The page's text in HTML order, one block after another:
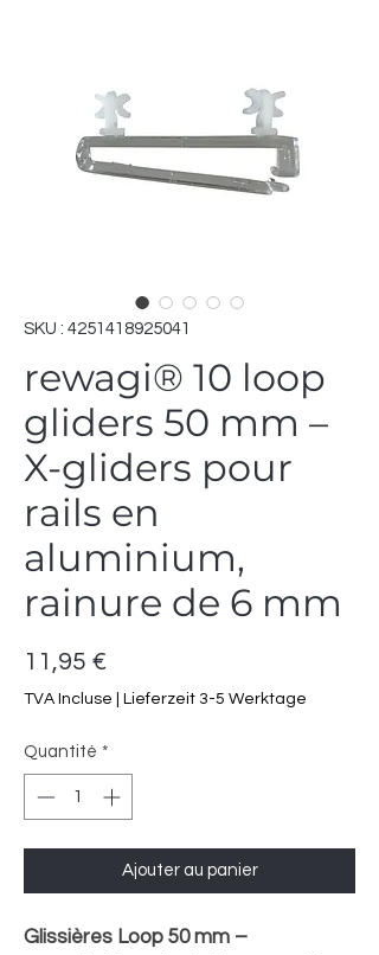
SKU : 4251418925041
rewagi® 10 loop
gliders 50 mm –
X-gliders pour
rails en
aluminium,
rainure de 6 mm
11,95 €
TVA Incluse Lieferzeit 3-5 Werktage
Quantité *
Ajouter au panier
Glissières Loop 50 mm –